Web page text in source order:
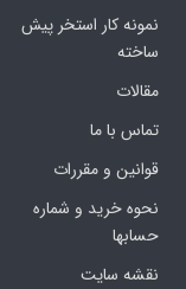
نمونه کار استخر پیش
ساخته
مقالات
تماس با ما
قوانین و مقررات
نحوه خرید و شماره
حسابها
نقشه سایت